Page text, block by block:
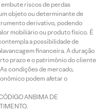
riscos de perdas
objeto ou determinante de
derivativo, podendo
mobiliário ou produto físico. É
a possibilidade de
financeira. A duração
prazo e o patrimônio do cliente
condições de mercado,
podem afetar o
ANBIMA DE